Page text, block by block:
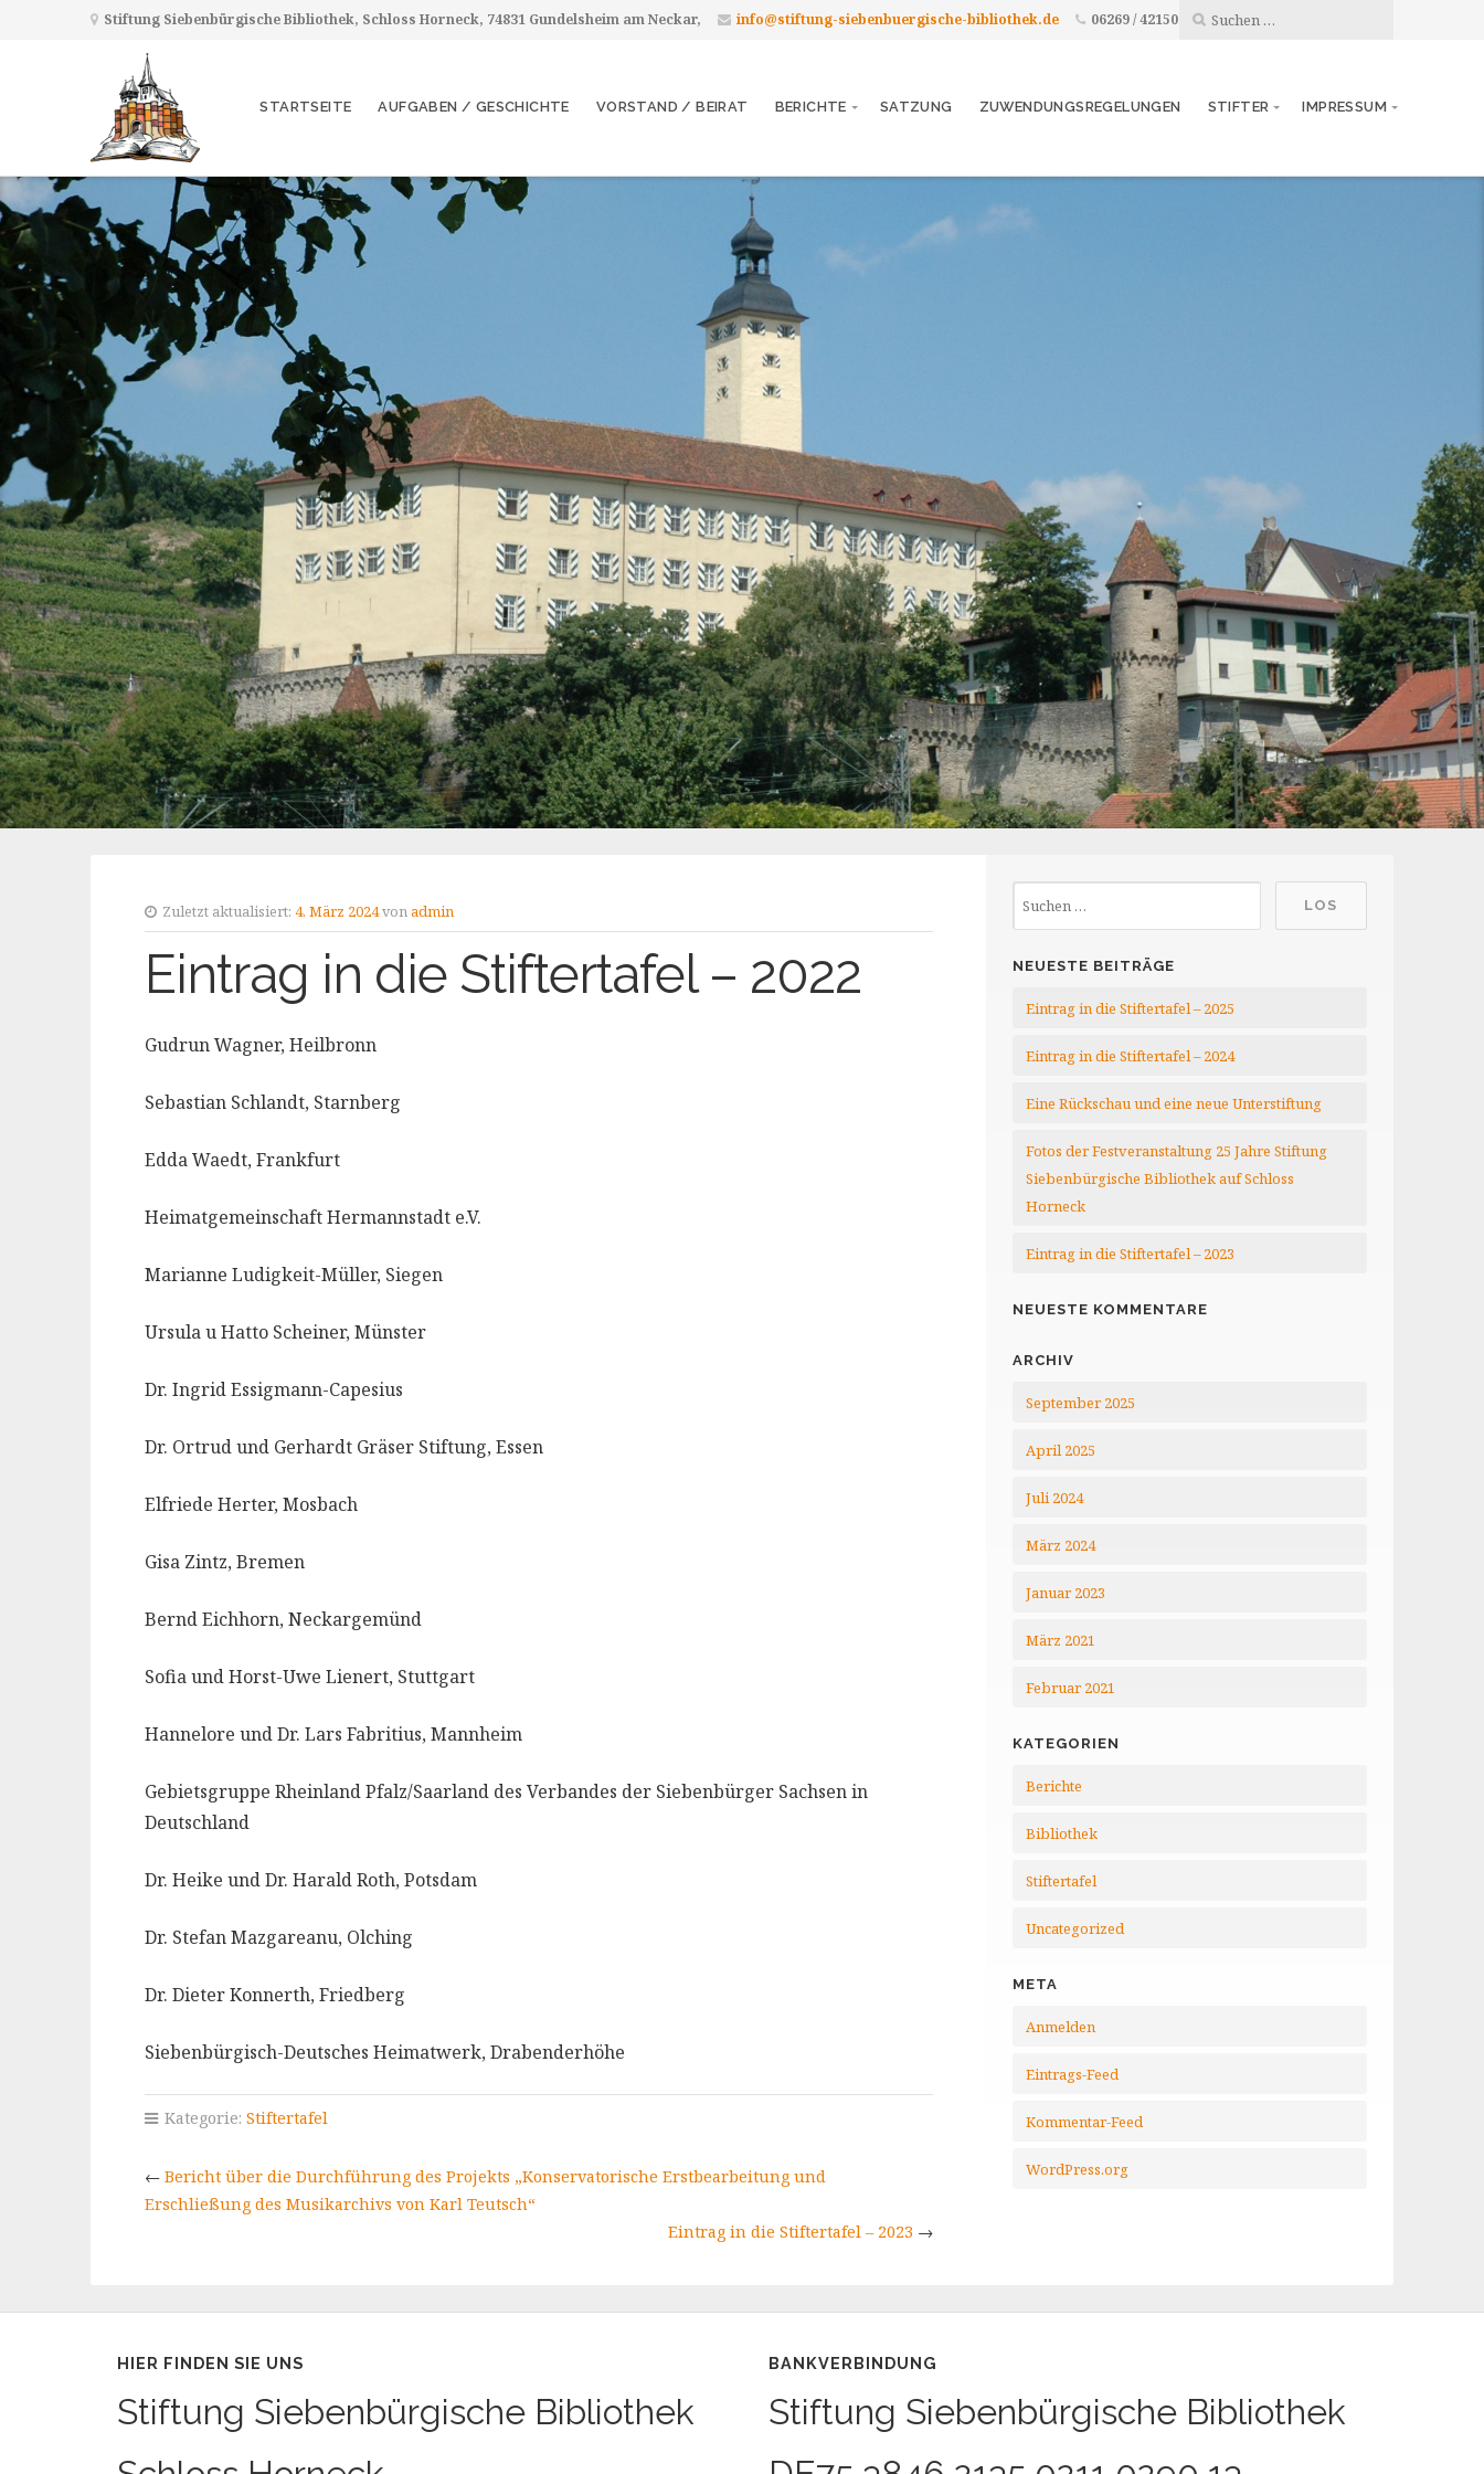
Stiftung Siebenbürgische Bibliothek, Schloss Horneck, 74831 Gundelsheim am Neckar, info@stiftung-siebenbuergische-bibliothek.de 06269 / 42150
STARTSEITE AUFGABEN / GESCHICHTE VORSTAND / BEIRAT BERICHTE SATZUNG ZUWENDUNGSREGELUNGEN STIFTER IMPRESSUM
Zuletzt aktualisiert: 4. März 2024vonadmin
Eintrag in die Stiftertafel – 2022
Gudrun Wagner, Heilbronn
Sebastian Schlandt, Starnberg
Edda Waedt, Frankfurt
Heimatgemeinschaft Hermannstadt e.V.
Marianne Ludigkeit-Müller, Siegen
Ursula u Hatto Scheiner, Münster
Dr. Ingrid Essigmann-Capesius
Dr. Ortrud und Gerhardt Gräser Stiftung, Essen
Elfriede Herter, Mosbach
Gisa Zintz, Bremen
Bernd Eichhorn, Neckargemünd
Sofia und Horst-Uwe Lienert, Stuttgart
Hannelore und Dr. Lars Fabritius, Mannheim
Gebietsgruppe Rheinland Pfalz/Saarland des Verbandes der Siebenbürger Sachsen in
Deutschland
Dr. Heike und Dr. Harald Roth, Potsdam
Dr. Stefan Mazgareanu, Olching
Dr. Dieter Konnerth, Friedberg
Siebenbürgisch-Deutsches Heimatwerk, Drabenderhöhe
Kategorie: Stiftertafel
← Bericht über die Durchführung des Projekts „Konservatorische Erstbearbeitung und
Erschließung des Musikarchivs von Karl Teutsch“
Eintrag in die Stiftertafel – 2023 →
NEUESTE BEITRÄGE
Eintrag in die Stiftertafel – 2025
Eintrag in die Stiftertafel – 2024
Eine Rückschau und eine neue Unterstiftung
Fotos der Festveranstaltung 25 Jahre Stiftung
Siebenbürgische Bibliothek auf Schloss
Horneck
Eintrag in die Stiftertafel – 2023
NEUESTE KOMMENTARE
ARCHIV
September 2025
April 2025
Juli 2024
März 2024
Januar 2023
März 2021
Februar 2021
KATEGORIEN
Berichte
Bibliothek
Stiftertafel
Uncategorized
META
Anmelden
Eintrags-Feed
Kommentar-Feed
WordPress.org
HIER FINDEN SIE UNS
Stiftung Siebenbürgische Bibliothek
BANKVERBINDUNG
Stiftung Siebenbürgische Bibliothek